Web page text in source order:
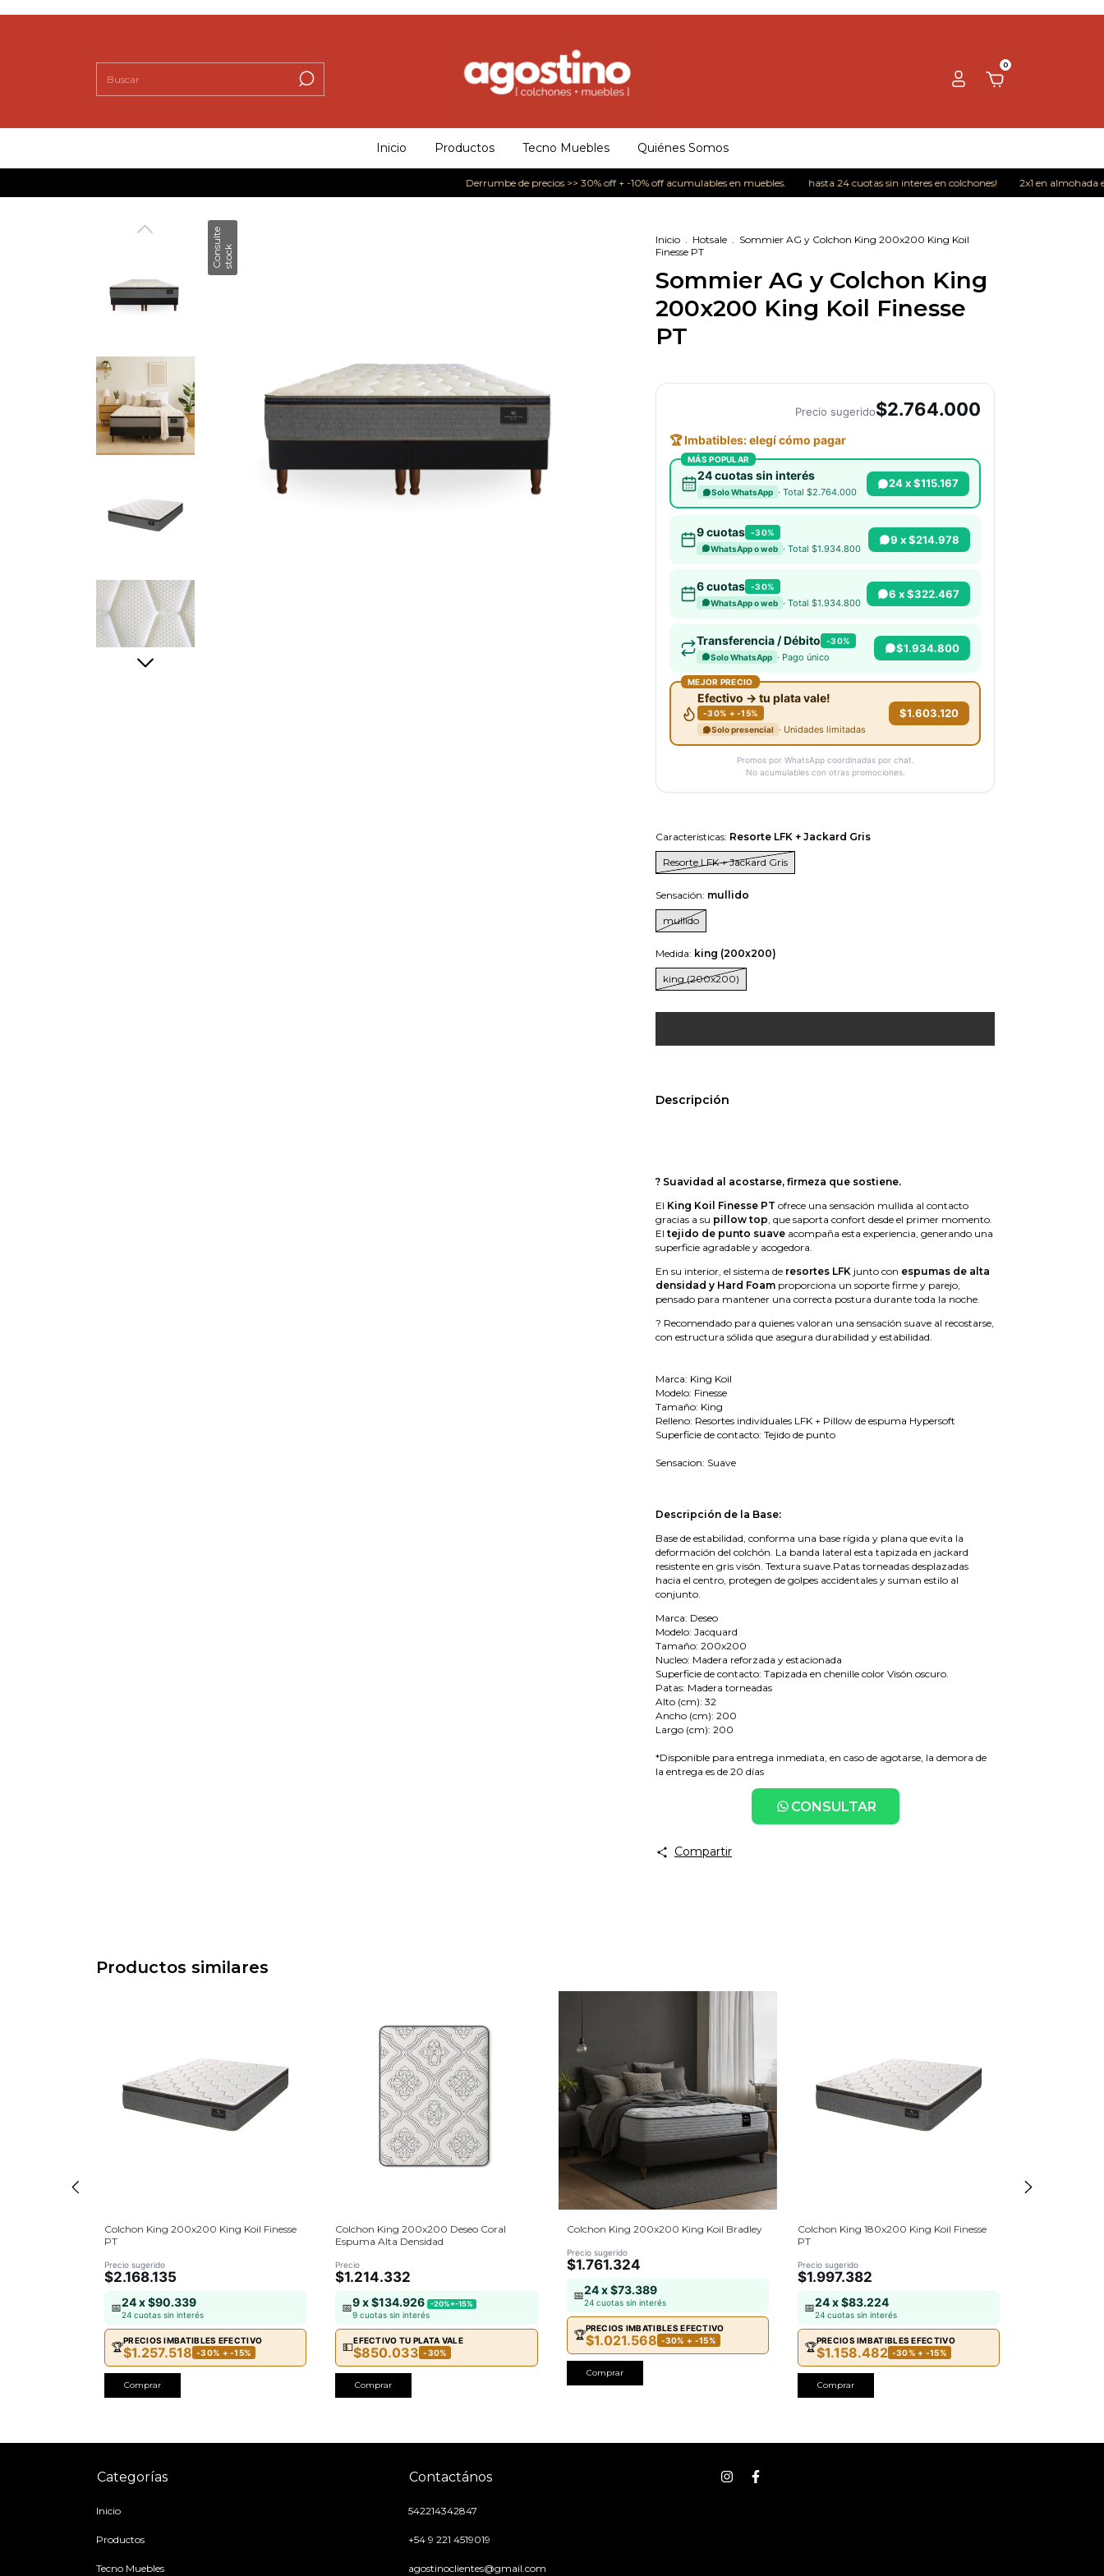
0
Inicio Productos Tecno Muebles Quiénes Somos
Derrumbe de precios >> 30% off + -10% off acumulables en muebles. hasta 24 cuotas sin interes en colchones! 2x1 en almohada eco
Inicio . Hotsale . Sommier AG y Colchon King 200x200 King Koil
Finesse PT
Sommier AG y Colchon King
200x200 King Koil Finesse
PT
Precio sugerido$2.764.000
🏆 Imbatibles: elegí cómo pagar
MÁS POPULAR
24 cuotas sin interés
Solo WhatsApp · Total $2.764.000
24 x $115.167
9 cuotas -30%
WhatsApp o web · Total $1.934.800
9 x $214.978
6 cuotas -30%
WhatsApp o web · Total $1.934.800
6 x $322.467
Transferencia / Débito
-30%
Solo WhatsApp · Pago único
$1.934.800
MEJOR PRECIO
Efectivo → tu plata vale!
-30% + -15%
Solo presencial
· Unidades limitadas
$1.603.120
Promos por WhatsApp coordinadas por chat.
No acumulables con otras promociones.
Caracteristicas: Resorte LFK + Jackard Gris
Resorte LFK + Jackard Gris
Sensación: mullido
mullido
Medida: king (200x200)
king (200x200)
Descripción
? Suavidad al acostarse, firmeza que sostiene.
El King Koil Finesse PT ofrece una sensación mullida al contacto
gracias a su pillow top, que saporta confort desde el primer momento.
El tejido de punto suave acompaña esta experiencia, generando una
superficie agradable y acogedora.
En su interior, el sistema de resortes LFK junto con espumas de alta
densidad y Hard Foam proporciona un soporte firme y parejo,
pensado para mantener una correcta postura durante toda la noche.
? Recomendado para quienes valoran una sensación suave al recostarse,
con estructura sólida que asegura durabilidad y estabilidad.
Marca: King Koil
Modelo: Finesse
Tamaño: King
Relleno: Resortes individuales LFK + Pillow de espuma Hypersoft
Superficie de contacto: Tejido de punto
Sensacion: Suave
Descripción de la Base:
Base de estabilidad, conforma una base rígida y plana que evita la
deformación del colchón. La banda lateral esta tapizada en jackard
resistente en gris visón. Textura suave.Patas torneadas desplazadas
hacia el centro, protegen de golpes accidentales y suman estilo al
conjunto.
Marca: Deseo
Modelo: Jacquard
Tamaño: 200x200
Nucleo: Madera reforzada y estacionada
Superficie de contacto: Tapizada en chenille color Visón oscuro.
Patas: Madera torneadas
Alto (cm): 32
Ancho (cm): 200
Largo (cm): 200
*Disponible para entrega inmediata, en caso de agotarse, la demora de
la entrega es de 20 días
CONSULTAR
Compartir
Productos similares
Colchon King 200x200 King Koil Finesse
PT
Precio sugerido
$2.168.135
📅24 x $90.339
24 cuotas sin interés
🏆
PRECIOS IMBATIBLES EFECTIVO
$1.257.518 -30% + -15%
Comprar
Colchon King 200x200 Deseo Coral
Espuma Alta Densidad
Precio
$1.214.332
📅9 x $134.926 -20%+-15%
9 cuotas sin interés
💵
EFECTIVO TU PLATA VALE
$850.033 -30%
Comprar
Colchon King 200x200 King Koil Bradley
Precio sugerido
$1.761.324
📅24 x $73.389
24 cuotas sin interés
🏆
PRECIOS IMBATIBLES EFECTIVO
$1.021.568 -30% + -15%
Comprar
Colchon King 180x200 King Koil Finesse
PT
Precio sugerido
$1.997.382
📅24 x $83.224
24 cuotas sin interés
🏆
PRECIOS IMBATIBLES EFECTIVO
$1.158.482 -30% + -15%
Comprar
Categorías
Inicio
Productos
Tecno Muebles
Contactános
542214342847
+54 9 221 4519019
agostinoclientes@gmail.com